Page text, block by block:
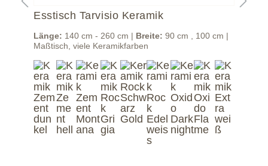
Esstisch Tarvisio Keramik
Länge: 140 cm - 260 cm | Breite: 90 cm , 100 cm |
Maßtisch, viele Keramikfarben